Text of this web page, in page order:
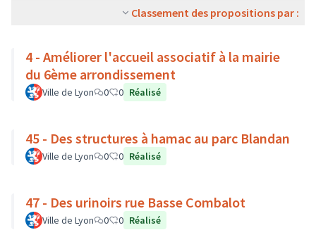
Classement des propositions par :
4 - Améliorer l'accueil associatif à la mairie
du 6ème arrondissement
Ville de Lyon 0 0 Réalisé
45 - Des structures à hamac au parc Blandan
Ville de Lyon 0 0 Réalisé
47 - Des urinoirs rue Basse Combalot
Ville de Lyon 0 0 Réalisé